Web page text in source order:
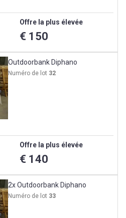
Offre la plus élevée
€ 150
Outdoorbank Diphano
Numéro de lot 32
Offre la plus élevée
€ 140
2x Outdoorbank Diphano
Numéro de lot 33